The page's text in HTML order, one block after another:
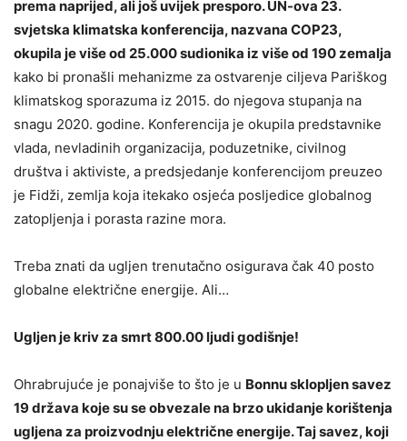
prema naprijed, ali još uvijek presporo. UN-ova 23.
svjetska klimatska konferencija, nazvana COP23,
okupila je više od 25.000 sudionika iz više od 190 zemalja
kako bi pronašli mehanizme za ostvarenje ciljeva Pariškog
klimatskog sporazuma iz 2015. do njegova stupanja na
snagu 2020. godine. Konferencija je okupila predstavnike
vlada, nevladinih organizacija, poduzetnike, civilnog
društva i aktiviste, a predsjedanje konferencijom preuzeo
je Fidži, zemlja koja itekako osjeća posljedice globalnog
zatopljenja i porasta razine mora.
Treba znati da ugljen trenutačno osigurava čak 40 posto
globalne električne energije. Ali…
Ugljen je kriv za smrt 800.00 ljudi godišnje!
Ohrabrujuće je ponajviše to što je u Bonnu sklopljen savez
19 država koje su se obvezale na brzo ukidanje korištenja
ugljena za proizvodnju električne energije. Taj savez, koji